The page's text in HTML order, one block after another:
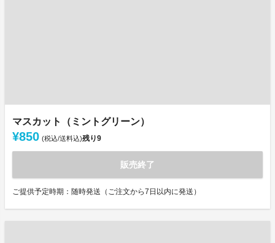
マスカット（ミントグリーン）
¥850 (税込/送料込)残り9
販売終了
ご提供予定時期：随時発送（ご注文から7日以内に発送）